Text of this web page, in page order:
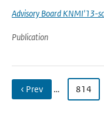
Advisory Board KNMI'13-
Publication
‹ Prev … 814